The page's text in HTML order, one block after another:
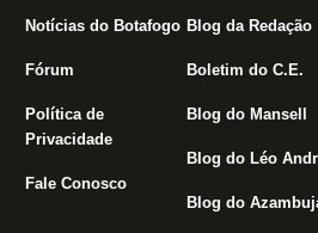
Notícias do Botafogo
Fórum
Política de
Privacidade
Fale Conosco
Blog da Redação
Boletim do C.E.
Blog do Mansell
Blog do Léo
Blog do